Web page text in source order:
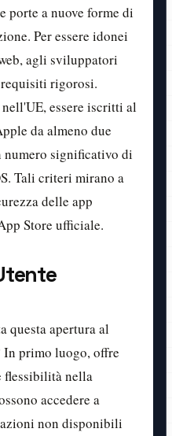
porte a nuove forme di
Per essere idonei
agli sviluppatori
rigorosi.
essere iscritti al
da almeno due
numero significativo di
Tali criteri mirano a
delle app
Store ufficiale.
questa apertura al
primo luogo, offre
flessibilità nella
accedere a
non disponibili